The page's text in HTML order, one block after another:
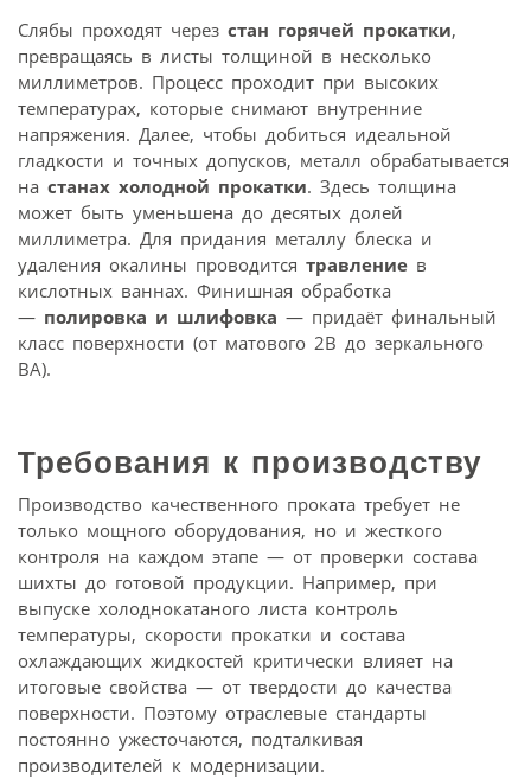
Слябы проходят через стан горячей прокатки,
превращаясь в листы толщиной в несколько
миллиметров. Процесс проходит при высоких
температурах, которые снимают внутренние
напряжения. Далее, чтобы добиться идеальной
гладкости и точных допусков, металл обрабатывается
на станах холодной прокатки. Здесь толщина
может быть уменьшена до десятых долей
миллиметра. Для придания металлу блеска и
удаления окалины проводится травление в
кислотных ваннах. Финишная обработка
— полировка и шлифовка — придаёт финальный
класс поверхности (от матового 2B до зеркального
BA).
Требования к производству
Производство качественного проката требует не
только мощного оборудования, но и жесткого
контроля на каждом этапе — от проверки состава
шихты до готовой продукции. Например, при
выпуске холоднокатаного листа контроль
температуры, скорости прокатки и состава
охлаждающих жидкостей критически влияет на
итоговые свойства — от твердости до качества
поверхности. Поэтому отраслевые стандарты
постоянно ужесточаются, подталкивая
производителей к модернизации.